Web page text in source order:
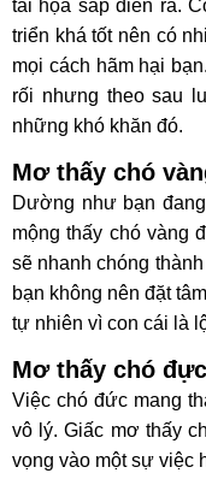
tai họa sắp diễn ra.
triển khá tốt nên có
mọi cách hãm hại
rối nhưng theo sau
những khó khăn đó.
Mơ thấy chó
Dường như bạn
mộng thấy chó vàng
sẽ nhanh chóng
bạn không nên đặt
tự nhiên vì con cái là
Mơ thấy chó
Việc chó đức mang
vô lý. Giấc mơ thấy
vọng vào một sự việc